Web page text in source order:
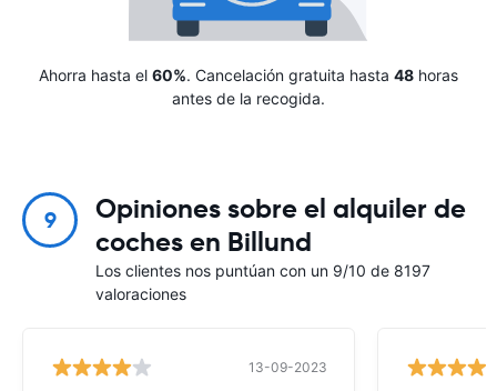
Ahorra hasta el 60%. Cancelación gratuita hasta 48 horas
antes de la recogida.
9
Opiniones sobre el alquiler de
coches en Billund
Los clientes nos puntúan con un 9/10 de 8197
valoraciones
13-09-2023